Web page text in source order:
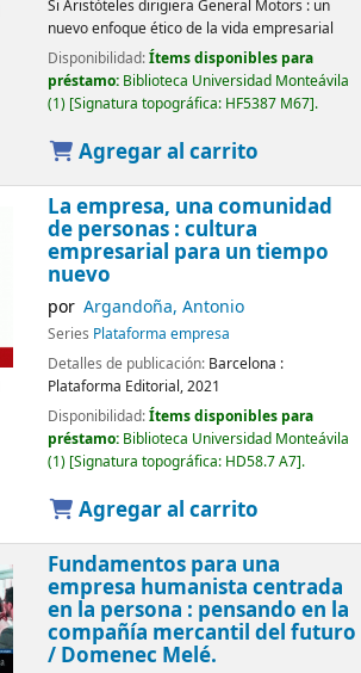
Si Aristóteles dirigiera General Motors : un
nuevo enfoque ético de la vida empresarial
Disponibilidad:Ítems disponibles para
préstamo: Biblioteca Universidad Monteávila
(1) Signatura topográfica: HF5387 M67 .
Agregar al carrito
La empresa, una comunidad
de personas : cultura
empresarial para un tiempo
nuevo
por Argandoña, Antonio
Series Plataforma empresa
Detalles de publicación: Barcelona :
Plataforma Editorial,2021
Disponibilidad:Ítems disponibles para
préstamo: Biblioteca Universidad Monteávila
(1) Signatura topográfica: HD58.7 A7 .
Agregar al carrito
Fundamentos para una
empresa humanista centrada
en la persona : pensando en la
compañía mercantil del futuro
/ Domenec Melé.